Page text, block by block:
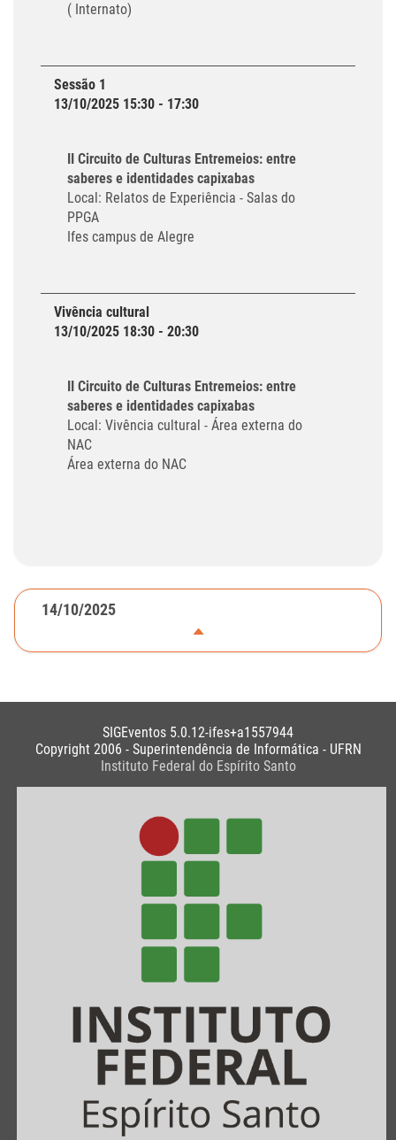
( Internato)
Sessão 1
13/10/2025 15:30 - 17:30
II Circuito de Culturas Entremeios: entre
saberes e identidades capixabas
Local: Relatos de Experiência - Salas do
PPGA
Ifes campus de Alegre
Vivência cultural
13/10/2025 18:30 - 20:30
II Circuito de Culturas Entremeios: entre
saberes e identidades capixabas
Local: Vivência cultural - Área externa do
NAC
Área externa do NAC
14/10/2025
SIGEventos 5.0.12-ifes+a1557944
Copyright 2006 - Superintendência de Informática - UFRN
Instituto Federal do Espírito Santo